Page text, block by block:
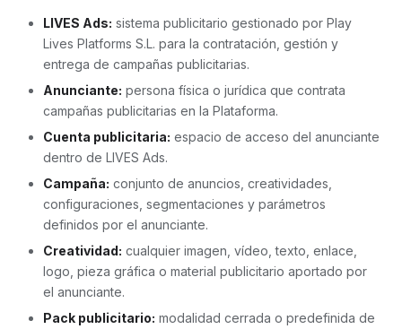
LIVES Ads: sistema publicitario gestionado por Play
Lives Platforms S.L. para la contratación, gestión y
entrega de campañas publicitarias.
Anunciante: persona física o jurídica que contrata
campañas publicitarias en la Plataforma.
Cuenta publicitaria: espacio de acceso del anunciante
dentro de LIVES Ads.
Campaña: conjunto de anuncios, creatividades,
configuraciones, segmentaciones y parámetros
definidos por el anunciante.
Creatividad: cualquier imagen, vídeo, texto, enlace,
logo, pieza gráfica o material publicitario aportado por
el anunciante.
Pack publicitario: modalidad cerrada o predefinida de